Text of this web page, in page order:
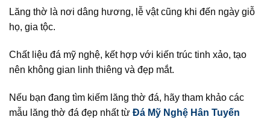
Lăng thờ là nơi dâng hương, lễ vật cũng khi đến ngày giỗ
họ, gia tộc.
Chất liệu đá mỹ nghệ, kết hợp với kiến trúc tinh xảo, tạo
nên không gian linh thiêng và đẹp mắt.
Nếu bạn đang tìm kiếm lăng thờ đá, hãy tham khảo các
mẫu lăng thờ đá đẹp nhất từ Đá Mỹ Nghệ Hân Tuyến